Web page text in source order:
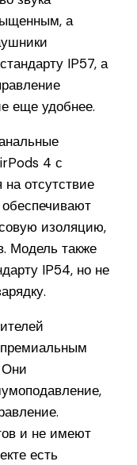
а
IP57, а
еще удобнее.
4 с
отсутствие
изоляцию,
Модель также
IP54, но не
Они
и не имеют
есть